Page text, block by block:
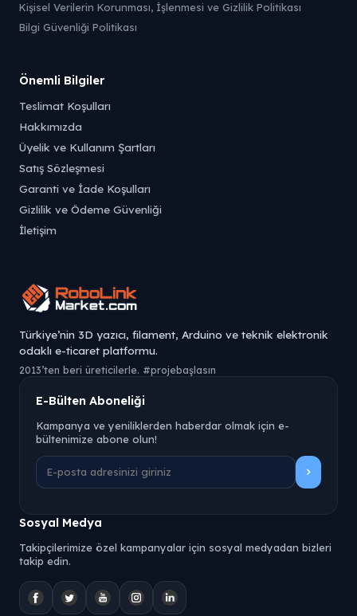
Kişisel Verilerin Korunması, İşlenmesi ve Gizlilik Politikası
Bilgi Güvenliği Politikası
Önemli Bilgiler
Teslimat Koşulları
Hakkımızda
Üyelik ve Kullanım Şartları
Satış Sözleşmesi
Garanti ve İade Koşulları
Gizlilik ve Ödeme Güvenliği
İletişim
Türkiye’nin 3D yazıcı, filament, Arduino ve teknik elektronik
odaklı e-ticaret platformu.
2013’ten beri üreticilerle. #projebaşlasın
E-Bülten Aboneliği
Kampanya ve yeniliklerden haberdar olmak için e-
bültenimize abone olun!
Sosyal Medya
Takipçilerimize özel kampanyalar için sosyal medyadan bizleri
takip edin.